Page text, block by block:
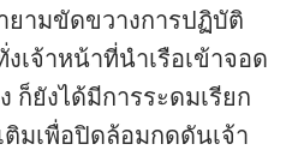
ยามขัดขวางการปฏิบัติ
เจ้าหน้าที่นำเรือเข้าจอด
ก็ยังได้มีการระดมเรียก
มเพื่อปิดล้อมกดดันเจ้า